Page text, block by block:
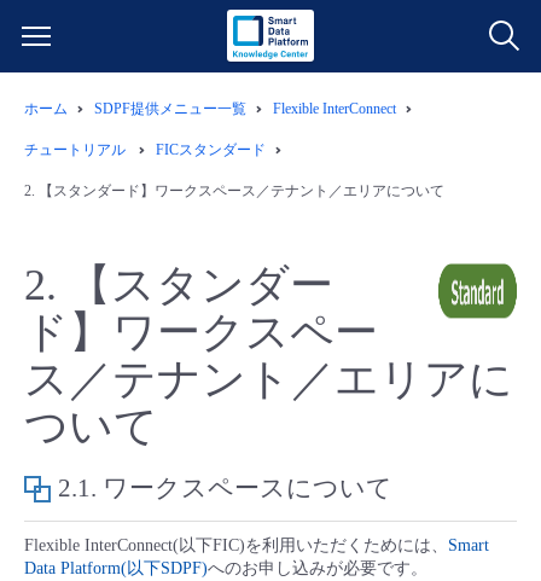
サービス一覧
データ利活用
ネットワーク
サポート
よくある質問
クラウド/サーバー
ネットワーク
モニタリング/監査
料金情報
料金シミュレーター
データ利活用
ネットワーク
ご利用開始ガイド
■ 管理機能
■ セットアップガイド
ユースケース
- セキュリティ・監査
サービス稼働状況
ホーム SDPF提供メニュー一覧 Flexible InterConnect
チュートリアル FICスタンダード
2. 【スタンダード】ワークスペース／テナント／エリアについて
2.
【スタンダー
ド】ワークスペー
ス／テナント／エリアに
ついて
2.1. ワークスペースについて
Flexible InterConnect(以下FIC)を利用いただくためには、 Smart
Data Platform(以下SDPF)へのお申し込みが必要です。